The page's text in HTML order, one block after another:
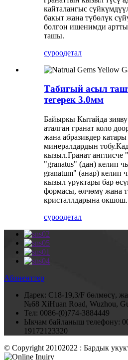
кайталангыс
бакыт жана түбөлүк
болгон ишенимди
ташы.
суроодетал
Табигый асыл
тегерек 3.0мм
Байыркы Кытайда зияву
аталган гранат коло
жана абразивдер
минералдардын
кызыл.Гранат англисче
"granatus" (дан) келип
granatum" (анар)
кызыл уруктары бар
формасы, өлчөмү жана
кристаллдарына окшош.
суроодетал
Абоненттер
Дарек: C18-19,3/F бөлмөсү,
№68 XiHuan Road, Wuzhou,
Тел: 0086-(0)774-3884449
Ыкчам байланыш телефону:
19172123320
© Copyright 20102022 : Бардык